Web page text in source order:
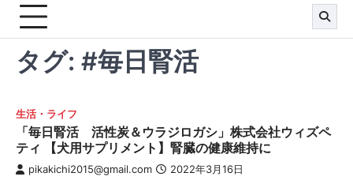
タグ: #毎日腎活
生活・ライフ
「毎日腎活 活性炭＆ウラジロガシ」株式会社ウィズペ
ティ 【犬用サプリメント】腎臓の健康維持に
pikakichi2015@gmail.com 2022年3月16日